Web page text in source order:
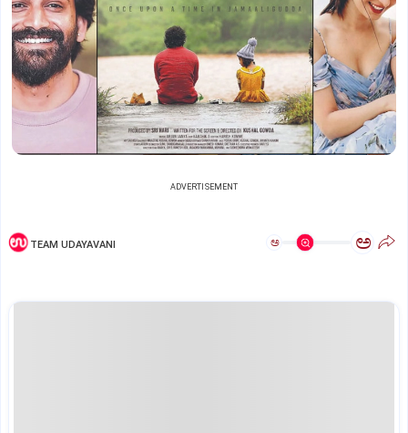
ADVERTISEMENT
TEAM UDAYAVANI ಅ ಅ